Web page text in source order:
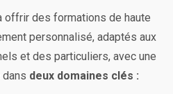
offrir des formations de haute
personnalisé, adaptés aux
et des particuliers, avec une
deux domaines clés :